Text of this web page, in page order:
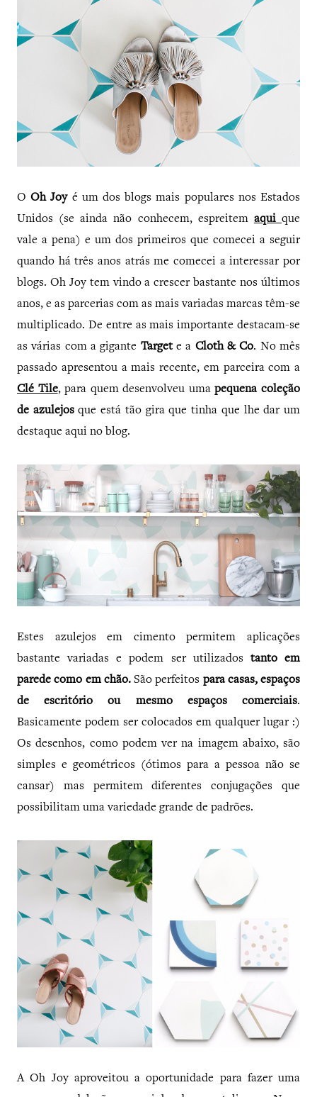
O Oh Joyé um dos blogs mais populares nos Estados
Unidos (se ainda não conhecem, espreitemaquique
vale a pena) e um dos primeiros que comecei a seguir
quando há três anos atrás me comecei a interessar por
blogs. Oh Joy tem vindo a crescer bastante nos últimos
anos, e as parcerias com as mais variadas marcas têm-se
multiplicado. De entre as mais importante destacam-se
as várias com a gigante Targete a Cloth & Co. No mês
passado apresentou a mais recente, em parceira com a
Clé Tile, para quem desenvolveu umapequena coleção
de azulejosque está tão gira que tinha que lhe dar um
destaque aqui no blog.
Estes azulejos em cimento permitem aplicações
bastante variadas e podem ser utilizados tanto em
parede como em chão. São perfeitos para casas, espaços
de escritório ou mesmo espaços comerciais.
Basicamente podem ser colocados em qualquer lugar :)
Os desenhos, como podem ver na imagem abaixo, são
simples e geométricos (ótimos para a pessoa não se
cansar) mas permitem diferentes conjugações que
possibilitam uma variedade grande de padrões.
A Oh Joy aproveitou a oportunidade para fazer uma